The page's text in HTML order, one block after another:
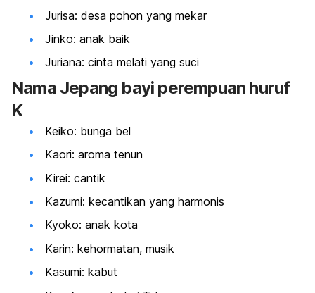
Jurisa: desa pohon yang mekar
Jinko: anak baik
Juriana: cinta melati yang suci
Nama Jepang bayi perempuan huruf
K
Keiko: bunga bel
Kaori: aroma tenun
Kirei: cantik
Kazumi: kecantikan yang harmonis
Kyoko: anak kota
Karin: kehormatan, musik
Kasumi: kabut